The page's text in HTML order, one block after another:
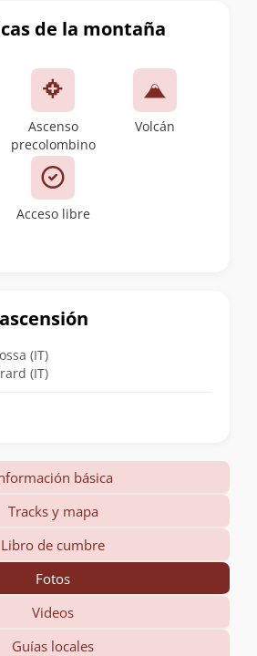
de la montaña
Ascenso
precolombino
Volcán
Acceso libre
(IT)
(IT)
básica
Tracks y mapa
Libro de cumbre
Fotos
Videos
Guías locales